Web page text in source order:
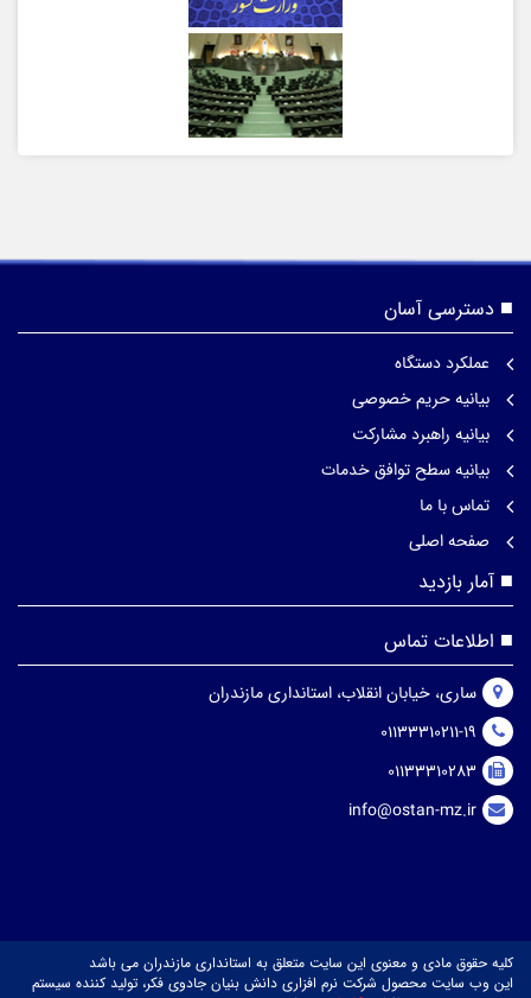
دسترسی آسان
عملکرد دستگاه
بیانیه حریم خصوصی
بیانیه راهبرد مشارکت
بیانیه سطح توافق خدمات
تماس با ما
صفحه اصلی
آمار بازدید
اطلاعات تماس
ساری، خیابان انقلاب، استانداری مازندران
01133310211-19
01133310283
info@ostan-mz.ir
کلیه حقوق مادی و معنوی این سایت متعلق به استانداری مازندران می باشد
این وب سایت محصول شرکت نرم افزاری دانش بنیان جادوی فکر، تولید کننده سیستم